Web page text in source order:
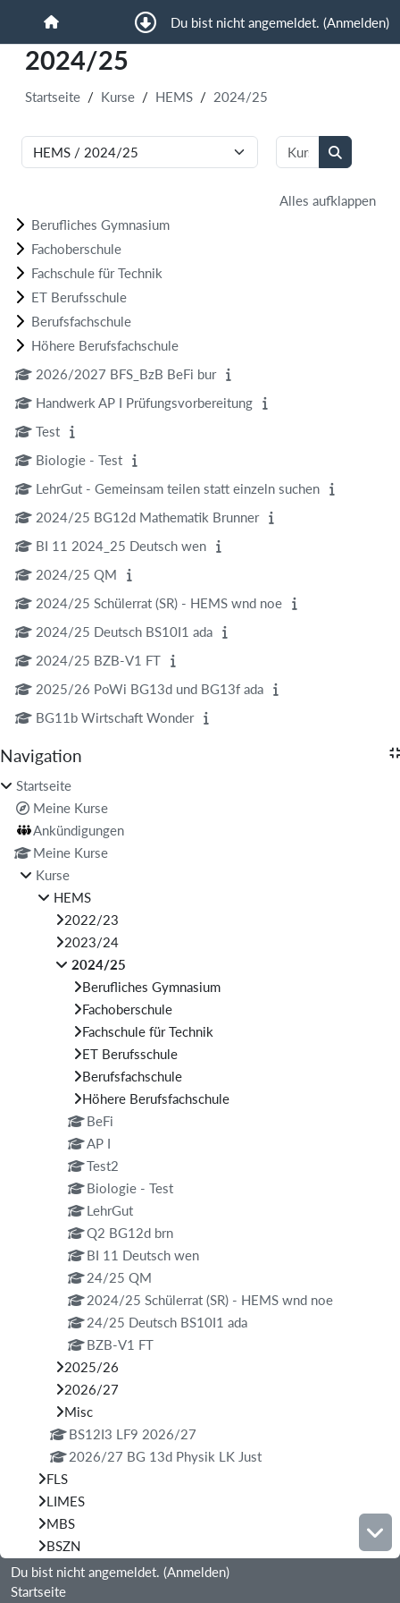
Startseite Du bist nicht angemeldet. (Anmelden)
2024/25
Startseite Kurse HEMS 2024/25
Kursbereiche
Kurse suchen
Kurse
Alles aufklappen
Berufliches Gymnasium
Fachoberschule
Fachschule für Technik
ET Berufsschule
Berufsfachschule
Höhere Berufsfachschule
2026/2027 BFS_BzB BeFi bur
Handwerk AP I Prüfungsvorbereitung
Test
Biologie - Test
LehrGut - Gemeinsam teilen statt einzeln suchen
2024/25 BG12d Mathematik Brunner
BI 11 2024_25 Deutsch wen
2024/25 QM
2024/25 Schülerrat (SR) - HEMS wnd noe
2024/25 Deutsch BS10I1 ada
2024/25 BZB-V1 FT
2025/26 PoWi BG13d und BG13f ada
BG11b Wirtschaft Wonder
Blöcke
Navigation überspringen
Navigation
Startseite
Meine Kurse
Ankündigungen
Meine Kurse
Kurse
HEMS
2022/23
2023/24
2024/25
Berufliches Gymnasium
Fachoberschule
Fachschule für Technik
ET Berufsschule
Berufsfachschule
Höhere Berufsfachschule
BeFi
AP I
Test2
Biologie - Test
LehrGut
Q2 BG12d brn
BI 11 Deutsch wen
24/25 QM
2024/25 Schülerrat (SR) - HEMS wnd noe
24/25 Deutsch BS10I1 ada
BZB-V1 FT
2025/26
2026/27
Misc
BS12I3 LF9 2026/27
2026/27 BG 13d Physik LK Just
FLS
LIMES
MBS
BSZN
Du bist nicht angemeldet. (Anmelden)
Startseite